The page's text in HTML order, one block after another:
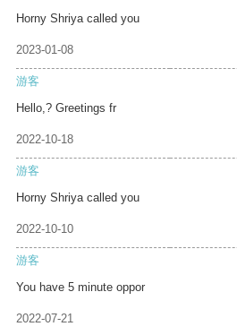
Horny Shriya called you
2023-01-08
游客
Hello,? Greetings fr
2022-10-18
游客
Horny Shriya called you
2022-10-10
游客
You have 5 minute oppor
2022-07-21